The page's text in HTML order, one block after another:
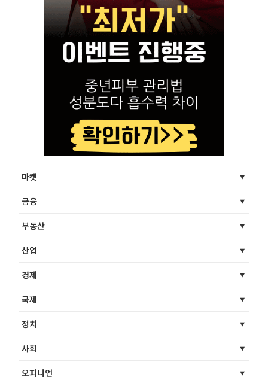
마켓
금융
부동산
산업
경제
국제
정치
사회
오피니언